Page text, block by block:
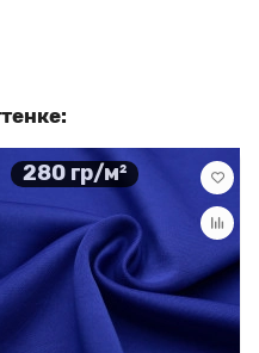
280 гр/м²